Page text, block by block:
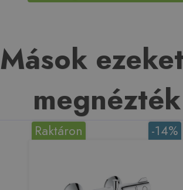
Mások
megnézték
-14%
Raktáron